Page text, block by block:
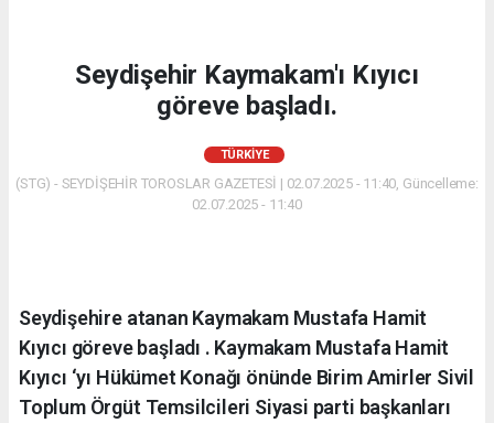
Seydişehir Kaymakam'ı Kıyıcı
göreve başladı.
TÜRKIYE
(STG) - SEYDİŞEHİR TOROSLAR GAZETESİ | 02.07.2025 - 11:40, Güncelleme:
02.07.2025 - 11:40
Seydişehire atanan Kaymakam Mustafa Hamit
Kıyıcı göreve başladı . Kaymakam Mustafa Hamit
Kıyıcı ‘yı Hükümet Konağı önünde Birim Amirler Sivil
Toplum Örgüt Temsilcileri Siyasi parti başkanları